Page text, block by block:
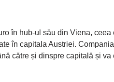
în hub-ul său din Viena, ceea
în capitala Austriei. Compania
către și dinspre capitală și va